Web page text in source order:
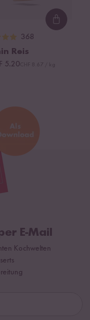
368
Reis
5.20CHF 8.67 / kg
E-Mail
Kochwelten